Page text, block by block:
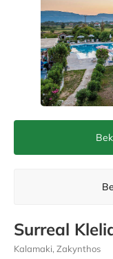
Surreal
Kalamaki, Zakynthos